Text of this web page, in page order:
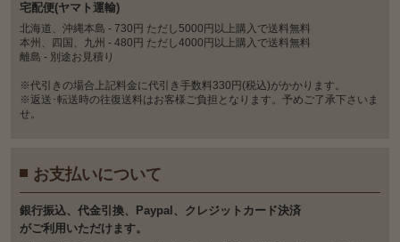
宅配便(ヤマト運輸)
北海道、沖縄本島 - 730円 ただし5000円以上購入で送料無料
本州、四国、九州 - 480円 ただし4000円以上購入で送料無料
離島 - 別途お見積り
※代引きの場合上記料金に代引き手数料330円(税込)がかかります。
※返送･転送時の往復送料はお客様ご負担となります。予めご了承下さいま
せ。
お支払いについて
銀⾏振込、代⾦引換、Paypal、クレジットカード決済
がご利⽤いただけます。